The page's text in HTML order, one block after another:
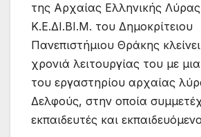
της Αρχαίας Ελληνικής
Κ.Ε.ΔΙ.ΒΙ.Μ. του Δημοκρίτειου
Πανεπιστήμιου Θράκης
χρονιά λειτουργίας του με
του εργαστηρίου αρχαίας
Δελφούς, στην οποία
εκπαιδευτές και